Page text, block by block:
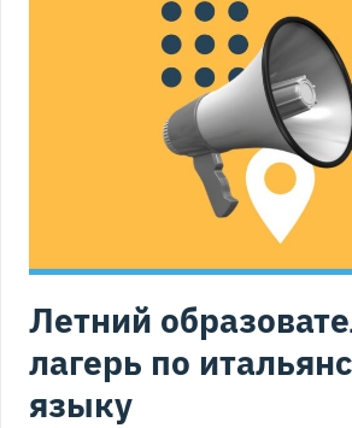
Летний
лагерь по
языку